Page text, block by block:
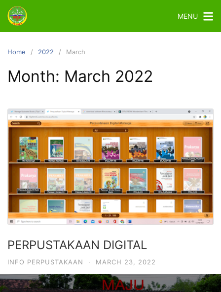
MENU
Home 2022 March
Month: March 2022
PERPUSTAKAAN DIGITAL
INFO PERPUSTAKAAN · MARCH 23, 2022